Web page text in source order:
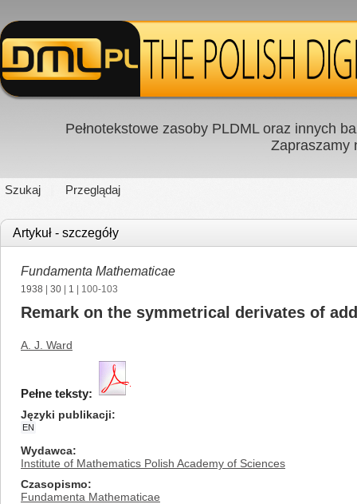
Pełnotekstowe zasoby PLDML oraz innych
Zapraszamy
Szukaj Przeglądaj
Artykuł - szczegóły
Fundamenta Mathematicae
1938 30 1 | 100-103
Remark on the symmetrical derivates of
A. J. Ward
Pełne teksty:
Języki publikacji
EN
Wydawca
Institute of Mathematics Polish Academy of Sciences
Czasopismo
Fundamenta Mathematicae